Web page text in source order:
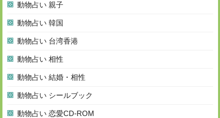
動物占い 親子
動物占い 韓国
動物占い 台湾香港
動物占い 相性
動物占い 結婚・相性
動物占い シールブック
動物占い 恋愛CD-ROM